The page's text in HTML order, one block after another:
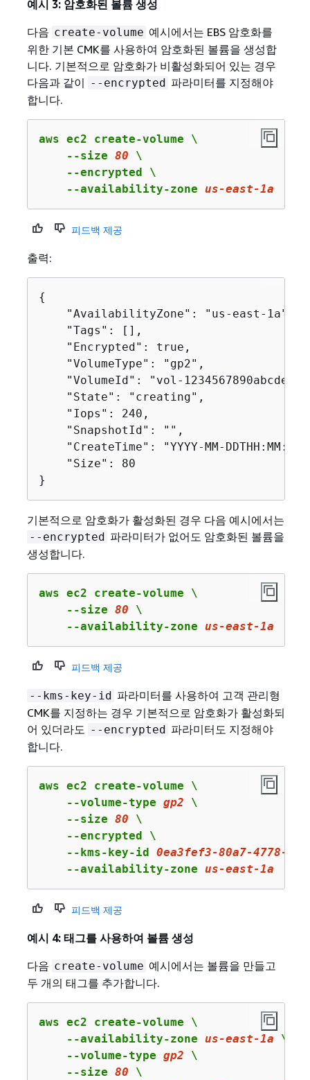
예시 3: 암호화된 볼륨 생성
다음 create-volume 예시에서는 EBS 암호화를
위한 기본 CMK를 사용하여 암호화된 볼륨을 생성합
니다. 기본적으로 암호화가 비활성화되어 있는 경우
다음과 같이 --encrypted 파라미터를 지정해야
합니다.
aws ec2 create-volume \
    --size
80 \
    --encrypted \
    --availability-zone
us-east-1a
피드백 제공
출력:
{
    "AvailabilityZone": "us-east-1a",
    "Tags": [],
    "Encrypted": true,
    "VolumeType": "gp2",
"VolumeId": "vol-
    "State": "creating",
    "Iops": 240,
    "SnapshotId": "",
"CreateTime": "YYYY-MM-
    "Size": 80
}
기본적으로 암호화가 활성화된 경우 다음 예시에서는
--encrypted 파라미터가 없어도 암호화된 볼륨을
생성합니다.
aws ec2 create-volume \
    --size
80 \
    --availability-zone
us-east-1a
피드백 제공
--kms-key-id 파라미터를 사용하여 고객 관리형
CMK를 지정하는 경우 기본적으로 암호화가 활성화되
어 있더라도 --encrypted 파라미터도 지정해야
합니다.
aws ec2 create-volume \
    --volume-type
gp2 \
    --size
80 \
    --encrypted \
    --kms-key-id
0ea3fef3-80a7-4778-
    --availability-zone
us-east-1a
피드백 제공
예시 4: 태그를 사용하여 볼륨 생성
다음 create-volume 예시에서는 볼륨을 만들고
두 개의 태그를 추가합니다.
aws ec2 create-volume \
    --availability-zone
us-east-1a \
    --volume-type
gp2 \
    --size
80 \